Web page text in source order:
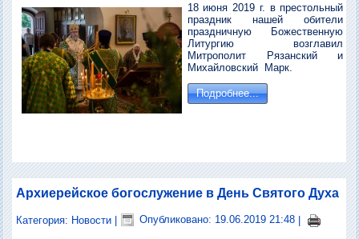
18 июня 2019 г. в престольный
праздник нашей обители
праздничную Божественную
Литургию возглавил
Митрополит Рязанский и
Михайловский Марк.
Подробнее...
Архиерейское богослужение в День Святого Духа
Категория: Новости | Опубликовано: 19.06.2019 21:48 |